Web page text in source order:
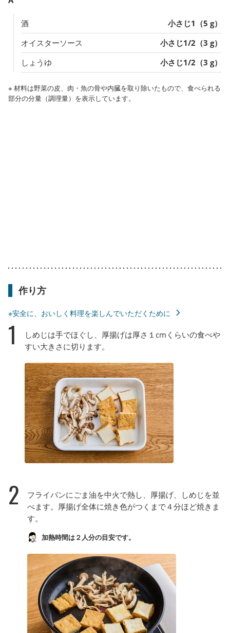
酒
小さじ1（5 g）
オイスターソース
小さじ1/2（3 g）
しょうゆ
小さじ1/2（3 g）
※ 材料は野菜の皮、肉・魚の骨や内臓を取り除いたもので、食べられる
部分の分量（調理量）を表示しています。
作り方
※安全に、おいしく料理を楽しんでいただくために
1
しめじは手でほぐし、厚揚げは厚さ１cmくらいの食べや
すい大きさに切ります。
2
フライパンにごま油を中火で熱し、厚揚げ、しめじを並
べます。厚揚げ全体に焼き色がつくまで４分ほど焼きま
す。
加熱時間は２人分の目安です。